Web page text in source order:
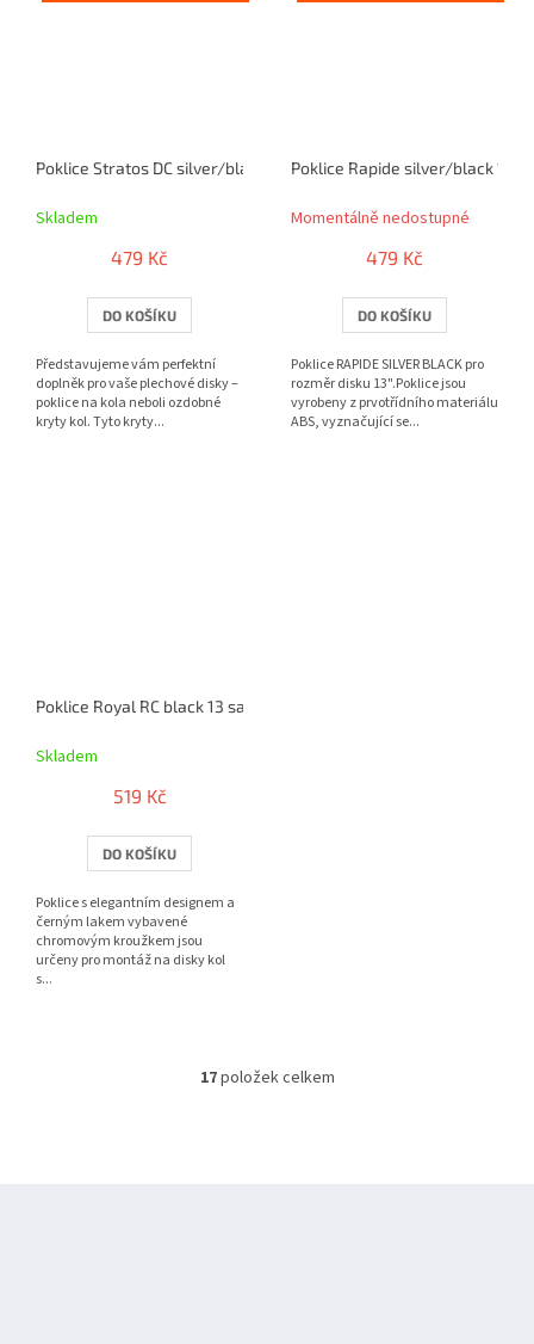
Poklice Stratos DC silver/black 13" sada 4ks
Skladem
479 Kč
DO KOŠÍKU
Představujeme vám perfektní
doplněk pro vaše plechové disky –
poklice na kola neboli ozdobné
kryty kol. Tyto kryty...
Poklice Rapide silver/black 13"
Momentálně nedostupné
479 Kč
DO KOŠÍKU
Poklice RAPIDE SILVER BLACK pro
rozměr disku 13".Poklice jsou
vyrobeny z prvotřídního materiálu
ABS, vyznačující se...
Poklice Royal RC black 13 sada 4ks
Skladem
519 Kč
DO KOŠÍKU
Poklice s elegantním designem a
černým lakem vybavené
chromovým kroužkem jsou
určeny pro montáž na disky kol
s...
O
17položek celkem